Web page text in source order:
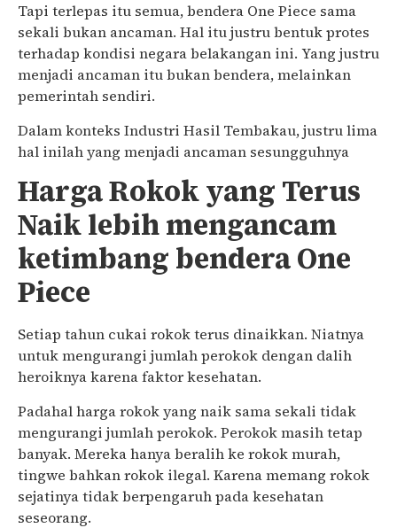
Tapi terlepas itu semua, bendera One Piece sama
sekali bukan ancaman. Hal itu justru bentuk protes
terhadap kondisi negara belakangan ini. Yang justru
menjadi ancaman itu bukan bendera, melainkan
pemerintah sendiri.
Dalam konteks Industri Hasil Tembakau, justru lima
hal inilah yang menjadi ancaman sesungguhnya
Harga Rokok yang Terus
Naik lebih mengancam
ketimbang bendera One
Piece
Setiap tahun cukai rokok terus dinaikkan. Niatnya
untuk mengurangi jumlah perokok dengan dalih
heroiknya karena faktor kesehatan.
Padahal harga rokok yang naik sama sekali tidak
mengurangi jumlah perokok. Perokok masih tetap
banyak. Mereka hanya beralih ke rokok murah,
tingwe bahkan rokok ilegal. Karena memang rokok
sejatinya tidak berpengaruh pada kesehatan
seseorang.